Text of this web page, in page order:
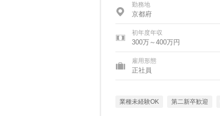
勤務地
京都府
初年度年収
300万～400万円
雇用形態
正社員
業種未経験OK 第二新卒歓迎